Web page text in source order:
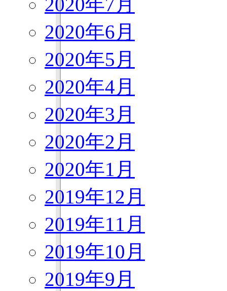
2020年7月
2020年6月
2020年5月
2020年4月
2020年3月
2020年2月
2020年1月
2019年12月
2019年11月
2019年10月
2019年9月